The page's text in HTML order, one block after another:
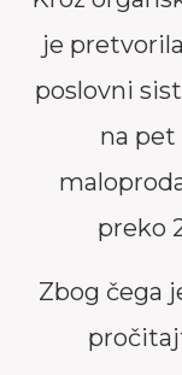
je
poslovni
na pet
preko
Zbog čega